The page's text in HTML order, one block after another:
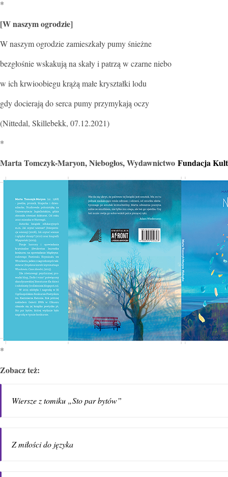
*
[W naszym ogrodzie]
W naszym ogrodzie zamieszkały pumy śnieżne
bezgłośnie wskakują na skały i patrzą w czarne niebo
w ich krwioobiegu krążą małe kryształki lodu
gdy docierają do serca pumy przymykają oczy
(Nittedal, Skillebekk, 07.12.2021)
*
Marta Tomczyk-Maryon, Niebogłos, Wydawnictwo Fundacja
*
Zobacz też:
Wiersze z tomiku „Sto par bytów”
Z miłości do języka